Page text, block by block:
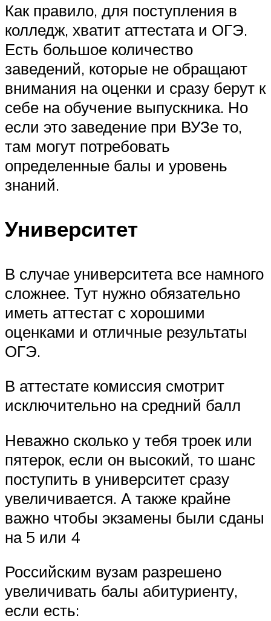
Как правило, для поступления в
колледж, хватит аттестата и ОГЭ.
Есть большое количество
заведений, которые не обращают
внимания на оценки и сразу берут к
себе на обучение выпускника. Но
если это заведение при ВУЗе то,
там могут потребовать
определенные балы и уровень
знаний.
Университет
В случае университета все намного
сложнее. Тут нужно обязательно
иметь аттестат с хорошими
оценками и отличные результаты
ОГЭ.
В аттестате комиссия смотрит
исключительно на средний балл
Неважно сколько у тебя троек или
пятерок, если он высокий, то шанс
поступить в университет сразу
увеличивается. А также крайне
важно чтобы экзамены были сданы
на 5 или 4
Российским вузам разрешено
увеличивать балы абитуриенту,
если есть: